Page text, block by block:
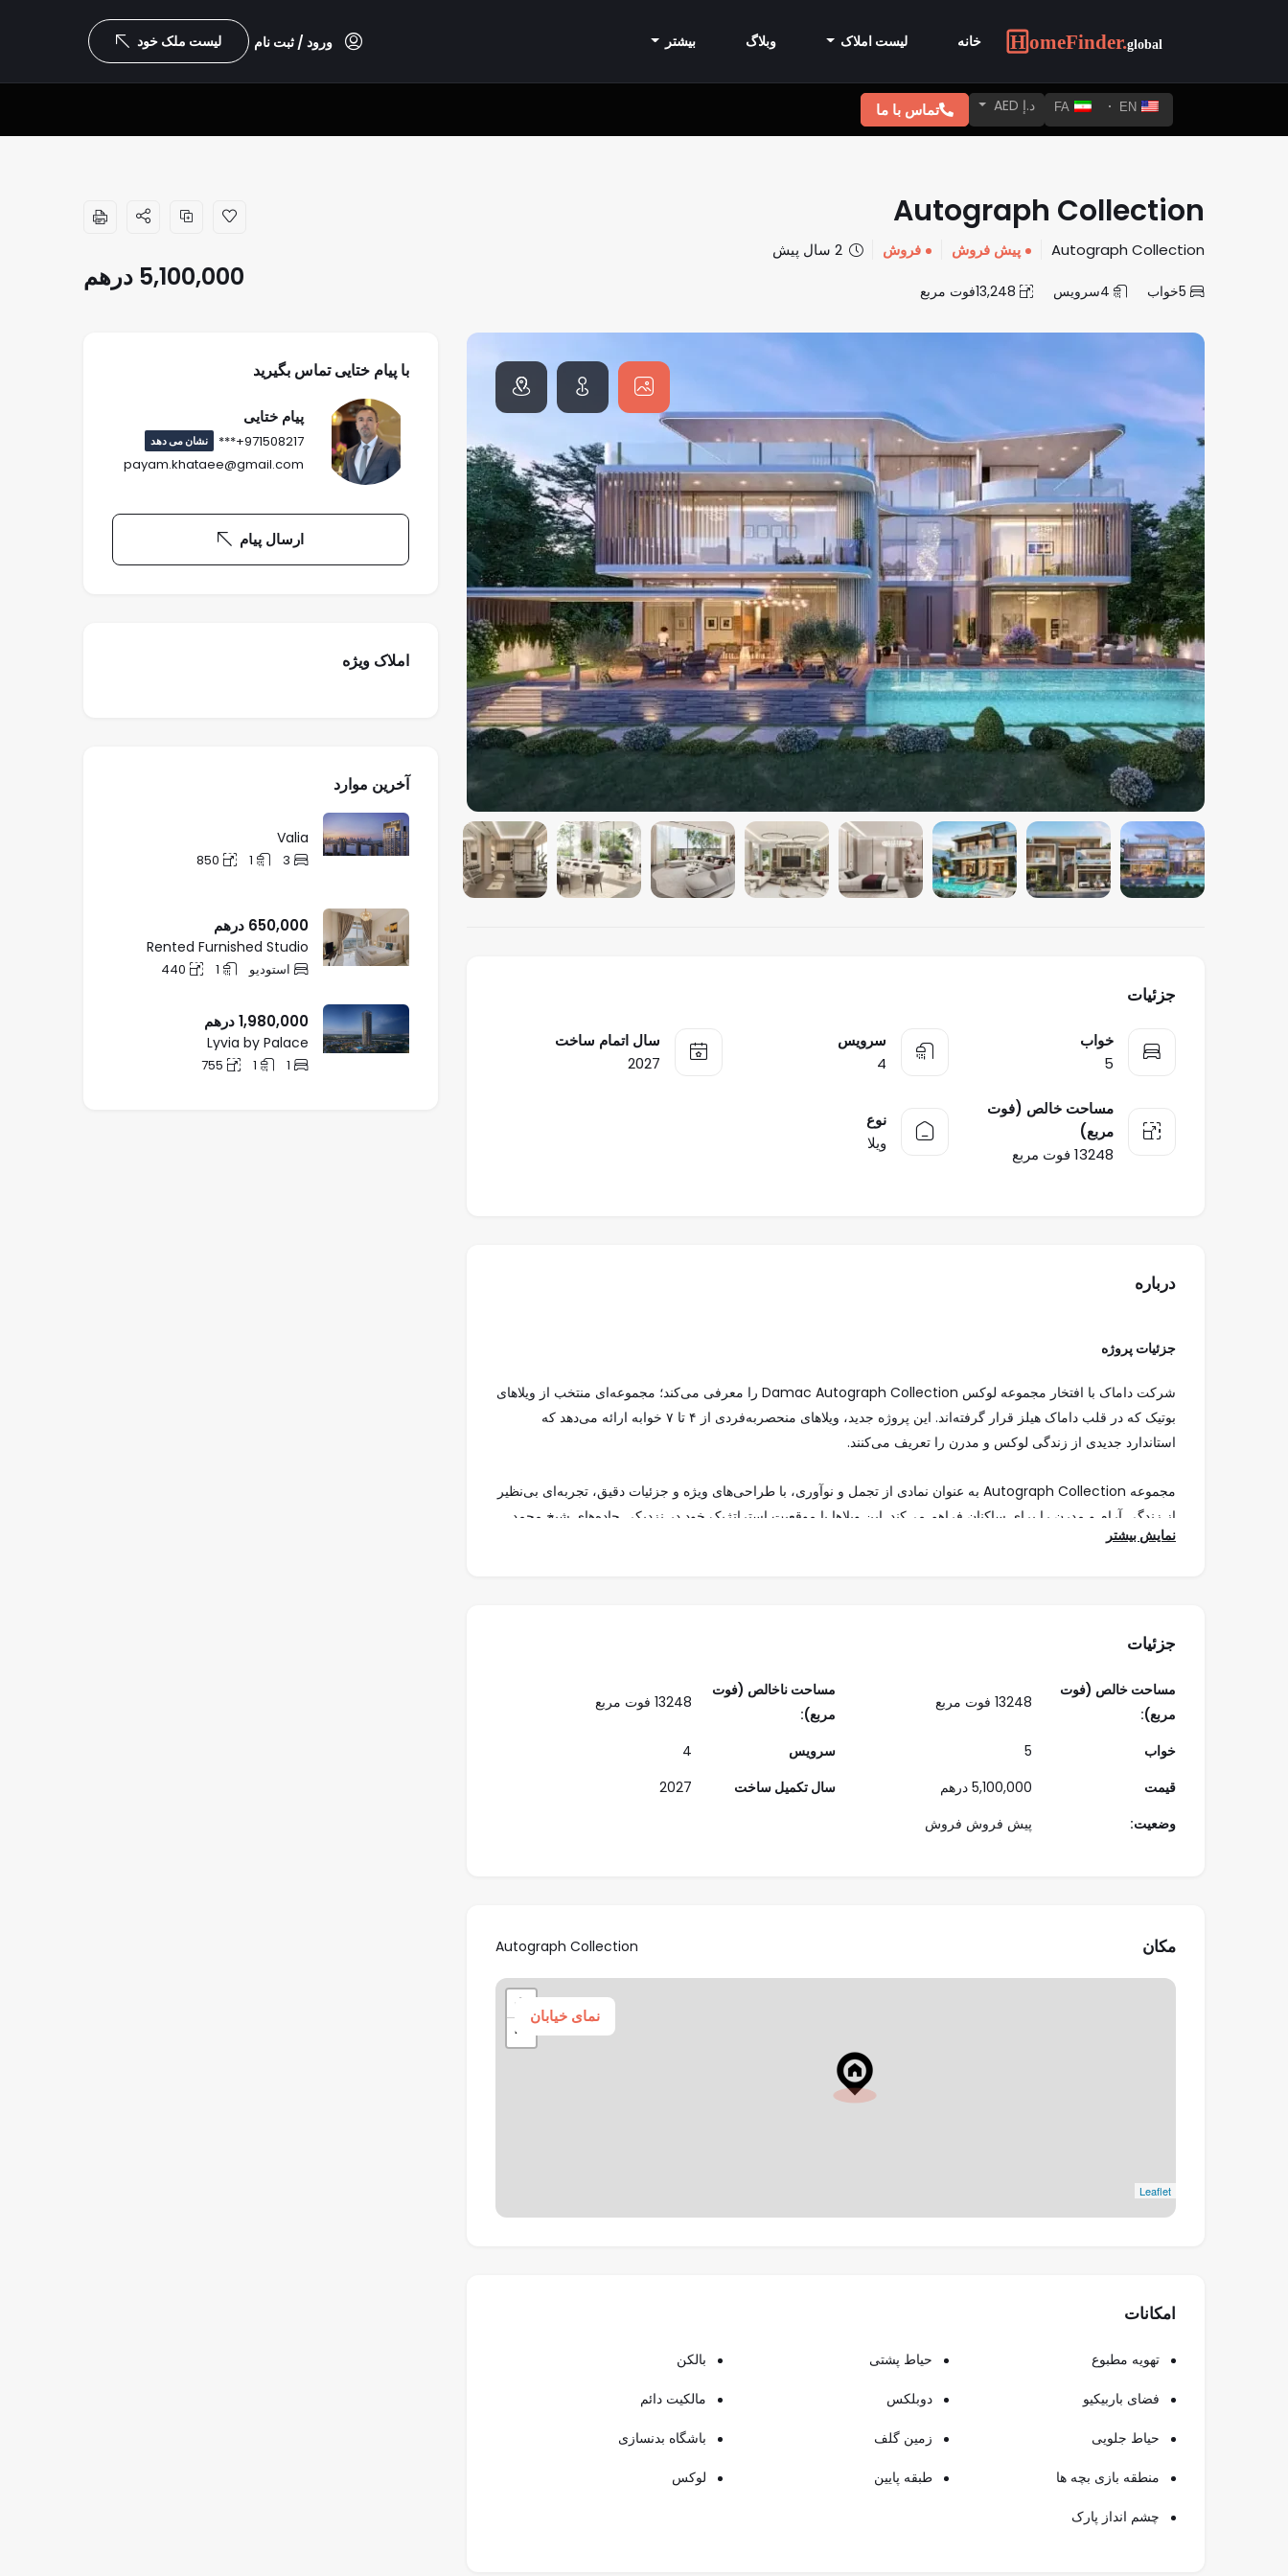
خانه لیست املاک وبلاگ بیشتر ورود / ثبت نام لیست ملک خود
EN
FA د.إ AED تماس با ما
Autograph Collection
Autograph Collection پیش فروش فروش
5خواب 4سرویس 13,248فوت مربع 5,100,000 درهم
جزئیات
خواب
5
سرویس
4
سال اتمام ساخت
2027
مساحت خالص (فوت
مربع)
13248 فوت مربع
نوع
ویلا
درباره
جزئیات پروژه
شرکت داماک با افتخار مجموعه لوکس Damac Autograph Collection را معرفی می‌کند؛ مجموعه‌ای منتخب از ویلاهای
بوتیک که در قلب داماک هیلز قرار گرفته‌اند. این پروژه جدید، ویلاهای منحصربه‌فردی از ۴ تا ۷ خوابه ارائه می‌دهد که
استاندارد جدیدی از زندگی لوکس و مدرن را تعریف می‌کنند.
مجموعه Autograph Collection به عنوان نمادی از تجمل و نوآوری، با طراحی‌های ویژه و جزئیات دقیق، تجربه‌ای بی‌نظیر
از زندگی آرام و مدرن را برای ساکنان فراهم می‌کند. این ویلاها با موقعیت استراتژیک خود در نزدیکی جاده‌های شیخ محمد
بن زاید و الخیل، دسترسی آسان به نقاط کلیدی دبی و همچنین فرودگاه بین‌المللی دبی را فراهم کرده‌اند. داماک
موقعیت داماک هیلز
ویلاها:
4، 5، 6، 7
ویلاهای لوکس:
دسترسی آسان:نزدیکی به جاده‌های شیخ محمد بن زاید و الخیل، با فاصله ۴۰ دقیقه‌ای از فرودگاه بین‌المللی دبی.
دسترسی به باشگاه گلف بین‌المللی ترامپ، سوپرمارکت‌ها، داروخانه‌ها و مدارس برجسته.
ویلاهای Autograph Collection با قیمت شروع ۵.۱ میلیون درهم، بازدهی بالایی را برای
فضاهای سبز وسیع و خیابان‌های الهام‌گرفته از لس‌آنجلس که سبک زندگی لوکسی را ارائه
طرح پرداخت
زمان تحویل: ۲۰۲۷
نمایش بیشتر
جزئیات
مساحت خالص (فوت
مربع):
13248 فوت مربع
مساحت ناخالص (فوت
مربع):
13248 فوت مربع
خواب 5 سرویس
4
قیمت
5,100,000 درهم سال تکمیل ساخت
2027
وضعیت:
پیش فروش فروش
مکان Autograph Collection
+
−
Leaflet
نمای خیابان
امکانات
تهویه مطبوع حیاط پشتی بالکن
فضای باربیکیو دوبلکس مالکیت دائم
حیاط جلویی زمین گلف باشگاه بدنسازی
منطقه بازی بچه ها طبقه پایین لوکس
چشم انداز پارک
با پیام ختایی تماس بگیرید
پیام ختایی
971508217+*** نشان می دهد
payam.khataee@gmail.com
ارسال پیام
املاک ویژه
آخرین موارد
Valia
3
1
850
650,000 درهم
Rented Furnished Studio
استودیو 1
440
1,980,000درهم
Lyvia by Palace
1
1
755